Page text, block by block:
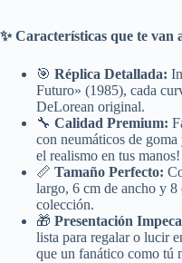
✨ Características que te van
🎯 Réplica Detallada:
Futuro» (1985), cada
DeLorean original.
🔧 Calidad Premium:
con neumáticos de goma
el realismo en tus manos!
📏 Tamaño Perfecto:
largo, 6 cm de ancho y 8
colección.
🎁 Presentación
lista para regalar o lucir
que un fanático como tú